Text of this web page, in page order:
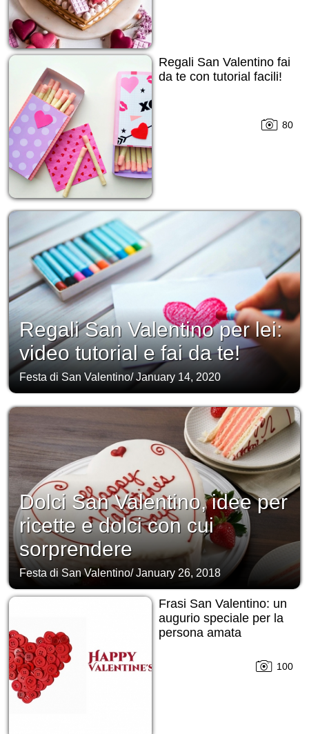
Regali San Valentino fai
da te con tutorial facili!
80
Regali San Valentino per lei:
video tutorial e fai da te!
Festa di San Valentino/January 14, 2020
Dolci San Valentino, idee per
ricette e dolci con cui
sorprendere
Festa di San Valentino/January 26, 2018
Frasi San Valentino: un
augurio speciale per la
persona amata
100